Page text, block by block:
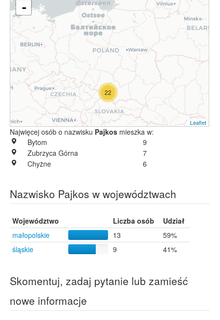
22
-
Leaflet
Najwięcej osób o nazwisku Pajkos mieszka w:
Bytom
9
Zubrzyca Górna
7
Chyżne
6
Nazwisko Pajkos w województwach
Województwo Liczba osób
Udział
małopolskie
13
59%
śląskie
9 41%
Skomentuj, zadaj pytanie lub zamieść
nowe informacje